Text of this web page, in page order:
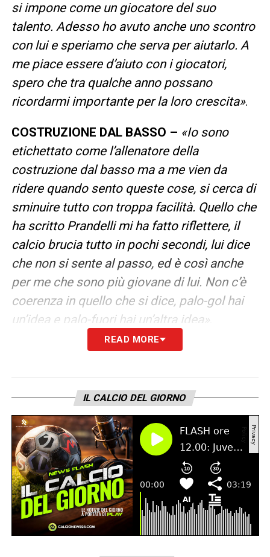
si impone come un giocatore del suo
talento. Adesso ho avuto anche uno scontro
con lui e speriamo che serva per aiutarlo. A
me piace essere d’aiuto con i giocatori,
spero che tra qualche anno possano
ricordarmi importante per la loro crescita».
COSTRUZIONE DAL BASSO – «Io sono
etichettato come l’allenatore della
costruzione dal basso ma a me vien da
ridere quando sento queste cose, si cerca di
sminuire tutto con troppa facilità. Quello che
ha scritto Prandelli mi ha fatto riflettere, il
calcio brucia tutto in pochi secondi, lui dice
che non si sente al passo, ed è così anche
per me che sono più giovane di lui. Non c’è
coerenza in quello che si dice, palo-gol hai
un’idea e palo-fuori hai un’altra idea».
READ MORE
IL CALCIO DEL GIORNO